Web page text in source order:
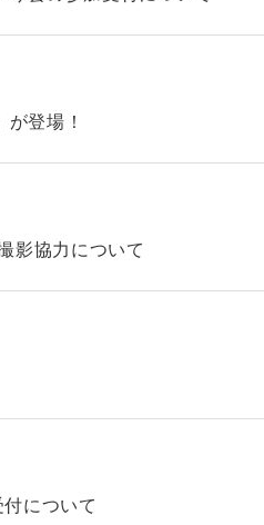
登場！
影協力について
について